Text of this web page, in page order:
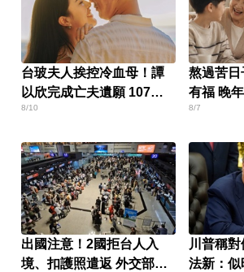
台玻夫人挨控冷血母！譚
以欣完成亡夫遺願 107字
認了想報復
8/10
熬過苦
有福 晚
8/7
出國注意！2國拒台人入
境、扣護照遣返 外交部證
川普稱
法新：似